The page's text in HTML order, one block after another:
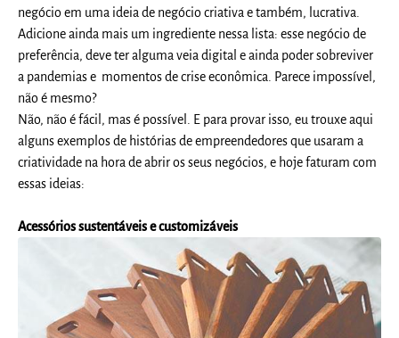
negócio em uma ideia de negócio criativa e também, lucrativa.
Adicione ainda mais um ingrediente nessa lista: esse negócio de
preferência, deve ter alguma veia digital e ainda poder sobreviver
a pandemias e momentos de crise econômica. Parece impossível,
não é mesmo?
Não, não é fácil, mas é possível. E para provar isso, eu trouxe aqui
alguns exemplos de histórias de empreendedores que usaram a
criatividade na hora de abrir os seus negócios, e hoje faturam com
essas ideias:
Acessórios sustentáveis e customizáveis